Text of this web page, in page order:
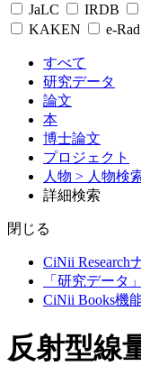
JaLC
IRDB
KAKEN
e-Rad
すべて
研究データ
論文
本
博士論文
プロジェクト
人物 > 人物検
詳細検索
閉じる
CiNii Research
「研究データ
CiNii Books機
反射型線